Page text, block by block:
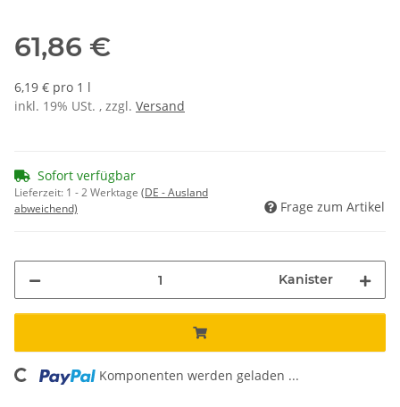
61,86 €
6,19 € pro 1 l
inkl. 19% USt. , zzgl. Versand
Sofort verfügbar
Lieferzeit: 1 - 2 Werktage (DE - Ausland
abweichend)
Frage zum Artikel
Kanister
Komponenten werden geladen ...